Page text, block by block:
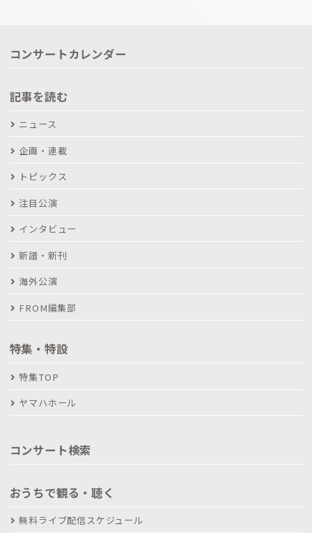
コンサートカレンダー
記事を読む
ニュース
企画・連載
トピックス
注目公演
インタビュー
新譜・新刊
海外公演
FROM編集部
特集・特設
特集TOP
ヤマハホール
コンサート検索
おうちで観る・聴く
無料ライブ配信スケジュール